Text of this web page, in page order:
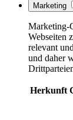
Marketing
Marketing-
Webseiten
relevant
und daher
Herkunft